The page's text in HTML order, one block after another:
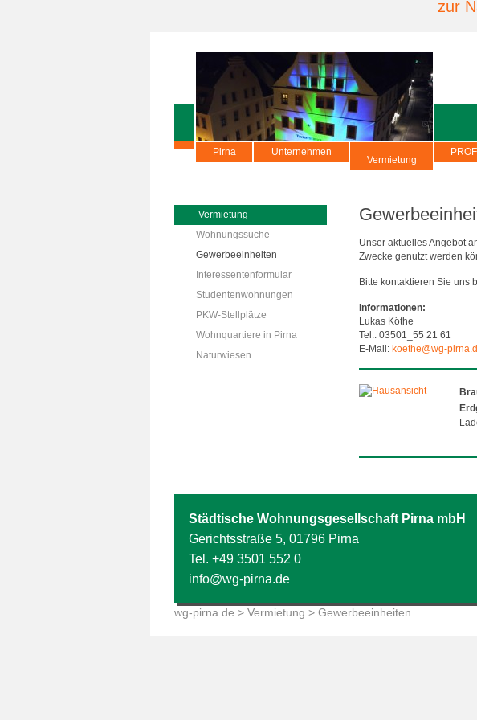
zur
Pirna Unternehmen
Vermietung
Vermietung
Wohnungssuche
Gewerbeeinheiten
Interessentenformular
Studentenwohnungen
PKW-Stellplätze
Wohnquartiere in Pirna
Naturwiesen
Unser aktuelles Angebot
Zwecke genutzt werden
Bitte kontaktieren Sie uns
Informationen:
Lukas Köthe
Tel.: 03501_55 21 61
E-Mail: koethe@wg-
Städtische Wohnungsgesellschaft Pirna mbH
Gerichtsstraße 5, 01796 Pirna
Tel. +49 3501 552 0
info@wg-pirna.de
wg-pirna.de > Vermietung > Gewerbeeinheiten